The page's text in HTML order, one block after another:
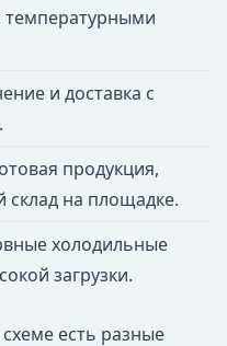
и доставка с
продукция,
на площадке.
холодильные
загрузки.
есть разные